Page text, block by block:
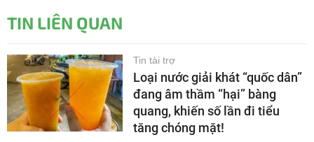
TIN LIÊN QUAN
Tin tài trợ
Loại nước giải khát “quốc dân”
đang âm thầm “hại” bàng
quang, khiến số lần đi tiểu
tăng chóng mặt!